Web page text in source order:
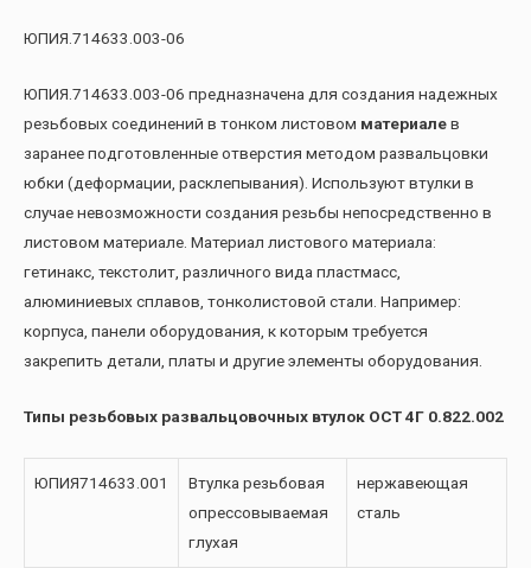
ЮПИЯ.714633.003-06
ЮПИЯ.714633.003-06 предназначена для создания надежных
резьбовых соединений в тонком листовом материалев
заранее подготовленные отверстия методом развальцовки
юбки (деформации, расклепывания). Используют втулки в
случае невозможности создания резьбы непосредственно в
листовом материале. Материал листового материала:
гетинакс, текстолит, различного вида пластмасс,
алюминиевых сплавов, тонколистовой стали. Например:
корпуса, панели оборудования, к которым требуется
закрепить детали, платы и другие элементы оборудования.
Типы резьбовых развальцовочных втулок ОСТ 4Г 0.822.002
ЮПИЯ714633.001
Втулка резьбовая
опрессовываемая
глухая
нержавеющая
сталь